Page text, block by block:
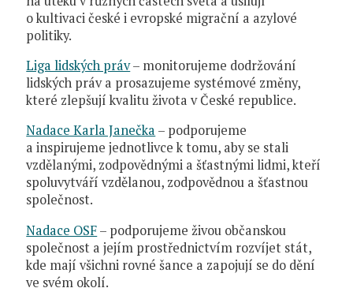
o kultivaci české i evropské migrační a azylové
politiky.
Liga lidských práv– monitorujeme dodržování
lidských práv a prosazujeme systémové změny,
které zlepšují kvalitu života v České republice.
Nadace Karla Janečka – podporujeme
a inspirujeme jednotlivce k tomu, aby se stali
vzdělanými, zodpovědnými a šťastnými lidmi, kteří
spoluvytváří vzdělanou, zodpovědnou a šťastnou
společnost.
Nadace OSF– podporujeme živou občanskou
společnost a jejím prostřednictvím rozvíjet stát,
kde mají všichni rovné šance a zapojují se do dění
ve svém okolí.